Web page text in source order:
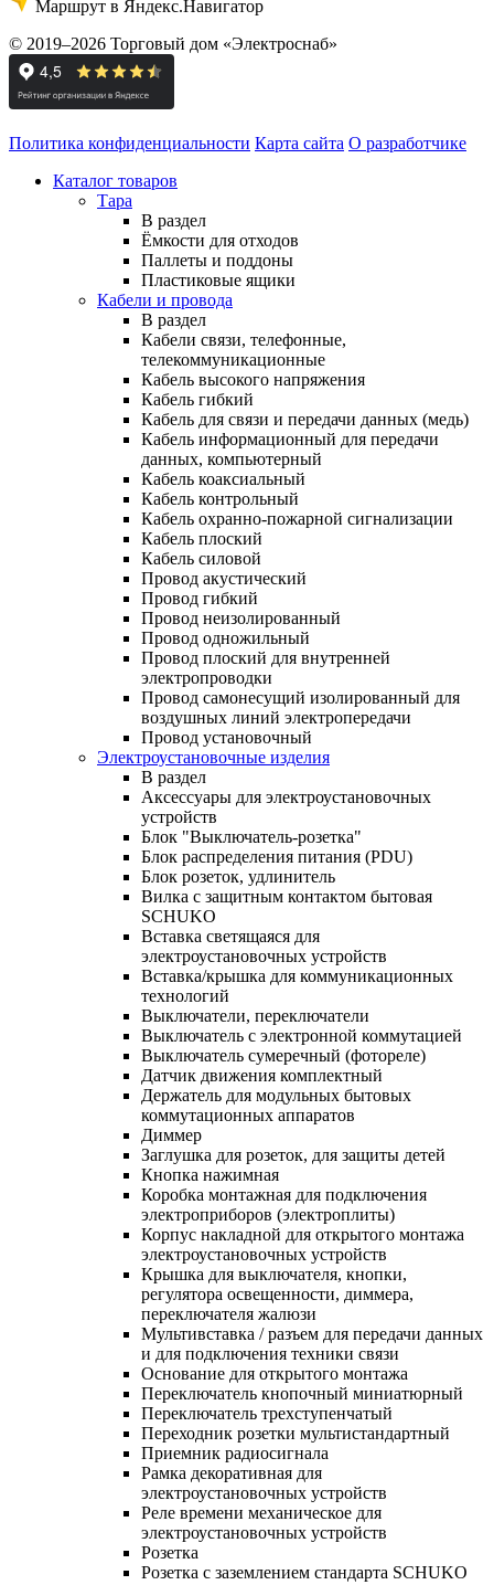
Маршрут в Яндекс.Навигатор
© 2019–2026 Торговый дом «Электроснаб»
Политика конфиденциальности Карта сайта О разработчике
Каталог товаров
Тара
В раздел
Ёмкости для отходов
Паллеты и поддоны
Пластиковые ящики
Кабели и провода
В раздел
Кабели связи, телефонные,
телекоммуникационные
Кабель высокого напряжения
Кабель гибкий
Кабель для связи и передачи данных (медь)
Кабель информационный для передачи
данных, компьютерный
Кабель коаксиальный
Кабель контрольный
Кабель охранно-пожарной сигнализации
Кабель плоский
Кабель силовой
Провод акустический
Провод гибкий
Провод неизолированный
Провод одножильный
Провод плоский для внутренней
электропроводки
Провод самонесущий изолированный для
воздушных линий электропередачи
Провод установочный
Электроустановочные изделия
В раздел
Аксессуары для электроустановочных
устройств
Блок "Выключатель-розетка"
Блок распределения питания (PDU)
Блок розеток, удлинитель
Вилка с защитным контактом бытовая
SCHUKO
Вставка светящаяся для
электроустановочных устройств
Вставка/крышка для коммуникационных
технологий
Выключатели, переключатели
Выключатель с электронной коммутацией
Выключатель сумеречный (фотореле)
Датчик движения комплектный
Держатель для модульных бытовых
коммутационных аппаратов
Диммер
Заглушка для розеток, для защиты детей
Кнопка нажимная
Коробка монтажная для подключения
электроприборов (электроплиты)
Корпус накладной для открытого монтажа
электроустановочных устройств
Крышка для выключателя, кнопки,
регулятора освещенности, диммера,
переключателя жалюзи
Мультивставка / разъем для передачи данных
и для подключения техники связи
Основание для открытого монтажа
Переключатель кнопочный миниатюрный
Переключатель трехступенчатый
Переходник розетки мультистандартный
Приемник радиосигнала
Рамка декоративная для
электроустановочных устройств
Реле времени механическое для
электроустановочных устройств
Розетка
Розетка с заземлением стандарта SCHUKO